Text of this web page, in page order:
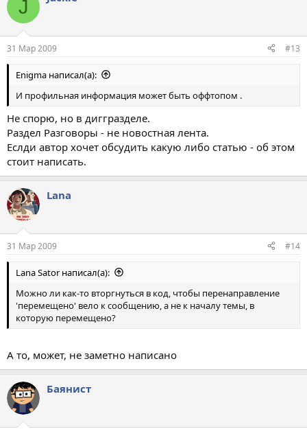
J
31 Мар 2009 #13
Enigma написал(а):
И профильная информация может быть оффтопом .
Не спорю, но в диггразделе.
Раздел Разговоры - не новостная лента.
Еслди автор хочет обсудить какую либо статью - об этом
стоит написать.
Lana
31 Мар 2009 #14
Lana Sator написал(а):
Можно ли как-то вторгнуться в код, чтобы перенаправление
'перемещено' вело к сообщению, а не к началу темы, в
которую перемещено?
А то, может, не заметно написано
Баянист